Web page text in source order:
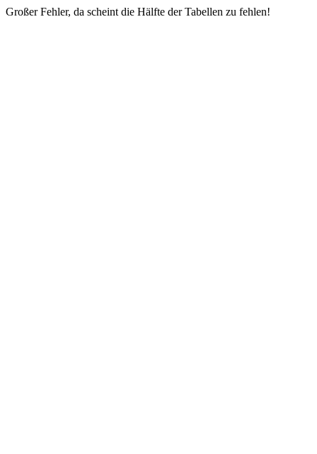
Großer Fehler, da scheint die Hälfte der Tabellen zu fehlen!